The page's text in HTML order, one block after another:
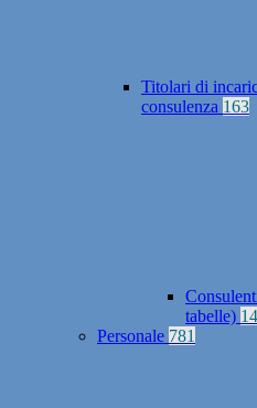
Titolari di
consulenza 163
tabelle)
Personale 781